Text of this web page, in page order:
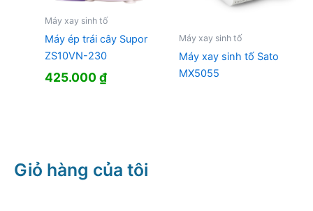
Máy xay sinh tố
Máy ép trái cây Supor
ZS10VN-230
425.000₫
Máy xay sinh tố
Máy xay sinh tố Sato
MX5055
Giỏ hàng của tôi